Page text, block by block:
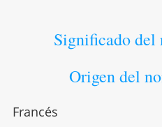
Significado
Origen del
Francés